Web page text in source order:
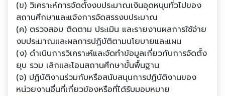
(ข) วิเคราะห์การจัดตั้งงบประมาณเงินอุดหนุนทั่วไปของ
สถานศึกษาและแจ้งการจัดสรรงบประมาณ
(ค) ตรวจสอบ ติดตาม ประเมิน และรายงานผลการใช้จ่าย
งบประมาณและผลการปฏิบัติตามนโยบายและแผน
(ง) ดําเนินการวิเคราะห์และจัดทําข้อมูลเกี่ยวกับการจัดตั้ง
ยุบ รวม เลิกและโอนสถานศึกษาขั้นพื้นฐาน
(จ) ปฏิบัติงานร่วมกับหรือสนับสนุนการปฏิบัติงานของ
หน่วยงานอื่นที่เกี่ยวข้องหรือที่ได้รับมอบหมาย